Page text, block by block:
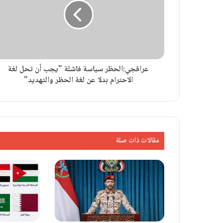
عراقجي:الحظر سياسة فاشلة "يجب أن تحل لغة
الاحترام بدلا عن لغة الحظر والتهدید"
مقالات ذات صلة